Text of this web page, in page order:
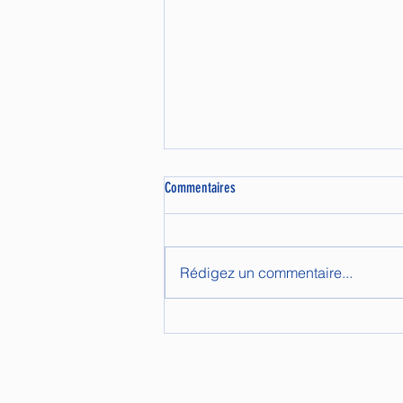
Commentaires
Rédigez un commentaire...